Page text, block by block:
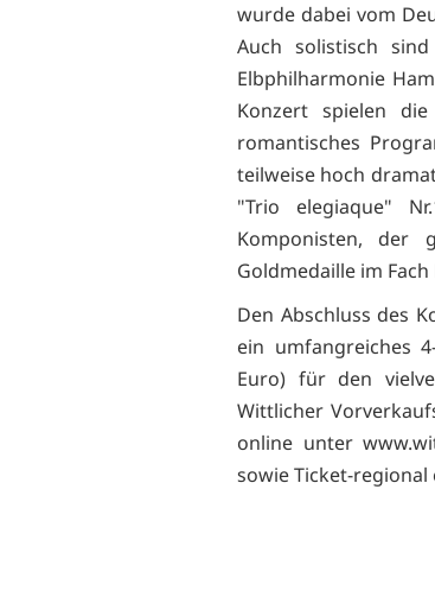
wurde dabei vom
Auch solistisch
Elbphilharmonie
Konzert spielen
romantisches
teilweise hoch
"Trio elegiaque"
Komponisten, der
Goldmedaille im
Den Abschluss des
ein umfangreiches
Euro) für den
Wittlicher
online unter
sowie Ticket-regional